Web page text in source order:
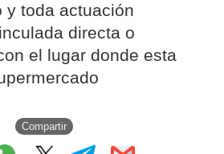
y toda actuación
directa o
el lugar donde esta
Compartir